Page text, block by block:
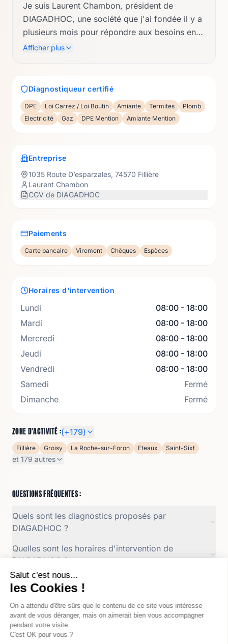
Je suis Laurent Chambon, président de
DIAGADHOC, une société que j'ai fondée il y a
plusieurs mois pour répondre aux besoins en
diagnostics immobiliers et en diagnostic de
obligatoire notamment: Le DPE, DPE tertiaire,
l'amiante avant travaux et avant démolition,
tout en veillant à offrir des services de qualité,
rigoureux et fiables. Basé à Filière en Haute-
leurs projets avec professionnalisme et
bienveillance. Mon objectif est de vous fournir
des diagnostics clairs et précis, pour garantir
Afficher plus
Diagnostiqueur certifié
DPE Loi Carrez / Loi Boutin Amiante Termites
Plomb
Electricité
Gaz DPE Mention Amiante Mention
Entreprise
1035 Route D’esparzales, 74570 Fillière
Laurent Chambon
CGV de DIAGADHOC
Paiements
Carte bancaire Virement Chèques Espèces
Horaires d'intervention
Lundi
08:00 - 18:00
Mardi
08:00 - 18:00
Mercredi
08:00 - 18:00
Jeudi
08:00 - 18:00
Vendredi
08:00 - 18:00
Samedi
Fermé
Dimanche
Fermé
ZONE D'ACTIVITÉ :(+179)
Fillière Groisy La Roche-sur-Foron Eteaux Saint-Sixt
et 179 autres
QUESTIONS FRÉQUENTES :
Quels sont les diagnostics proposés par
DIAGADHOC ?
Quelles sont les horaires d'intervention de
DIAGADHOC ?
Quelles sont les méthodes de paiement acceptées
par DIAGADHOC ?
Qui est le gérant de DIAGADHOC ?